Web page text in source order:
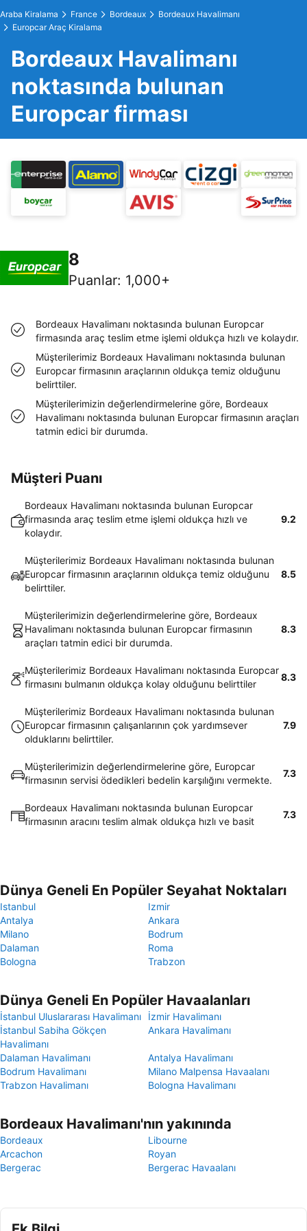
Araba Kiralama France Bordeaux
Bordeaux Havalimanı
Europcar Araç Kiralama
Bordeaux Havalimanı
noktasında bulunan
Europcar firması
8
Puanlar: 1,000+
Bordeaux Havalimanı noktasında bulunan Europcar
firmasında araç teslim etme işlemi oldukça hızlı ve kolaydır.
Müşterilerimiz Bordeaux Havalimanı noktasında bulunan
Europcar firmasının araçlarının oldukça temiz olduğunu
belirttiler.
Müşterilerimizin değerlendirmelerine göre, Bordeaux
Havalimanı noktasında bulunan Europcar firmasının araçları
tatmin edici bir durumda.
Müşteri Puanı
Bordeaux Havalimanı noktasında bulunan Europcar
firmasında araç teslim etme işlemi oldukça hızlı ve
kolaydır.
9.2
Müşterilerimiz Bordeaux Havalimanı noktasında bulunan
Europcar firmasının araçlarının oldukça temiz olduğunu
belirttiler.
8.5
Müşterilerimizin değerlendirmelerine göre, Bordeaux
Havalimanı noktasında bulunan Europcar firmasının
araçları tatmin edici bir durumda.
8.3
Müşterilerimiz Bordeaux Havalimanı noktasında Europcar
firmasını bulmanın oldukça kolay olduğunu belirttiler
8.3
Müşterilerimiz Bordeaux Havalimanı noktasında bulunan
Europcar firmasının çalışanlarının çok yardımsever
olduklarını belirttiler.
7.9
Müşterilerimizin değerlendirmelerine göre, Europcar
firmasının servisi ödedikleri bedelin karşılığını vermekte.
7.3
Bordeaux Havalimanı noktasında bulunan Europcar
firmasının aracını teslim almak oldukça hızlı ve basit
7.3
Dünya Geneli En Popüler Seyahat Noktaları
Istanbul
Izmir
Antalya
Ankara
Milano
Bodrum
Dalaman
Roma
Bologna
Trabzon
Dünya Geneli En Popüler Havaalanları
İstanbul Uluslararası Havalimanı
İzmir Havalimanı
İstanbul Sabiha Gökçen
Havalimanı
Ankara Havalimanı
Dalaman Havalimanı
Antalya Havalimanı
Bodrum Havalimanı
Milano Malpensa Havaalanı
Trabzon Havalimanı
Bologna Havalimanı
Bordeaux Havalimanı'nın yakınında
Bordeaux
Libourne
Arcachon
Royan
Bergerac
Bergerac Havaalanı